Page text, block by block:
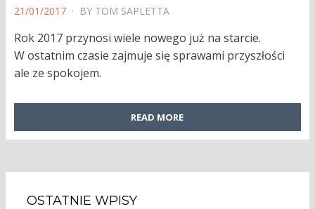
POSTED
21/01/2017 BY TOM SAPLETTA
Rok 2017 przynosi wiele nowego już na starcie.
W ostatnim czasie zajmuje się sprawami przyszłości
ale ze spokojem.
READ MORE
OSTATNIE WPISY